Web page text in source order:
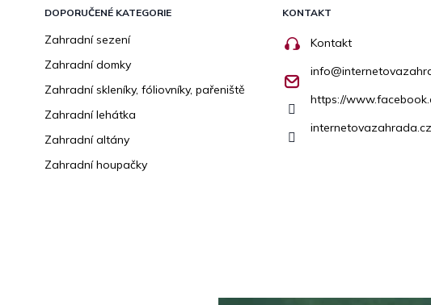
DOPORUČENÉ KATEGORIE
Zahradní sezení
Zahradní domky
Zahradní skleníky, fóliovníky, pařeniště
Zahradní lehátka
Zahradní altány
Zahradní houpačky
KONTAKT
Kontakt
info@
https://